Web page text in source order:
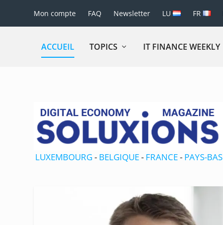
Mon compte FAQ Newsletter LU FR
ACCUEIL TOPICS IT FINANCE WEEKLY
LUXEMBOURG- BELGIQUE- FRANCE- PAYS-BAS